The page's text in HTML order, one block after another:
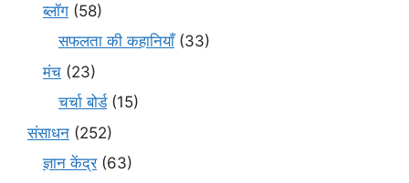
ब्लॉग (58)
सफलता की कहानियाँ(33)
मंच (23)
चर्चा बोर्ड(15)
संसाधन (252)
ज्ञान केंद्र(63)